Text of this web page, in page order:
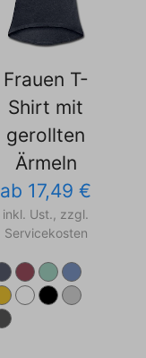
Frauen T-
Shirt mit
gerollten
Ärmeln
ab 17,49 €
inkl. Ust., zzgl.
Servicekosten